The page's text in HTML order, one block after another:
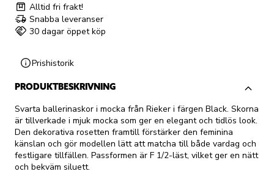
Alltid fri frakt!
Snabba leveranser
30 dagar öppet köp
Prishistorik
PRODUKTBESKRIVNING
Svarta ballerinaskor i mocka från Rieker i färgen Black. Skorna
är tillverkade i mjuk mocka som ger en elegant och tidlös look.
Den dekorativa rosetten framtill förstärker den feminina
känslan och gör modellen lätt att matcha till både vardag och
festligare tillfällen. Passformen är F 1/2-läst, vilket ger en nätt
och bekväm siluett.